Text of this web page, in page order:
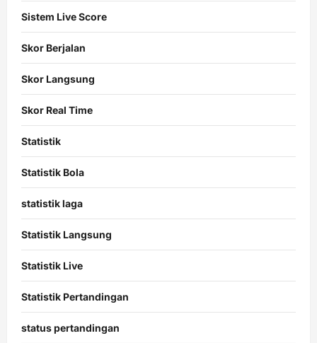
Sistem Live Score
Skor Berjalan
Skor Langsung
Skor Real Time
Statistik
Statistik Bola
statistik laga
Statistik Langsung
Statistik Live
Statistik Pertandingan
status pertandingan